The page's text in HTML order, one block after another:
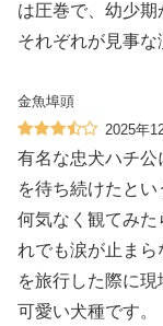
は圧巻で、幼少期
それぞれが見事な
金魚埠頭
2025年
有名な忠犬ハチ公
を待ち続けたとい
何気なく観てみ
れでも涙が止ま
を旅行した際に
可愛い犬種です。